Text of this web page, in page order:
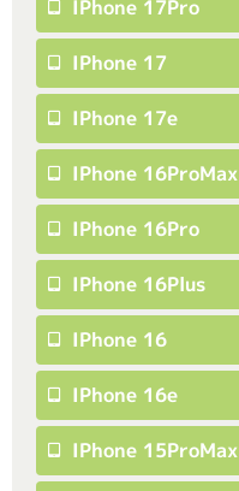
IPhone 17Pro
IPhone 17
IPhone 17e
IPhone 16ProMax
IPhone 16Pro
IPhone 16Plus
IPhone 16
IPhone 16e
IPhone 15ProMax